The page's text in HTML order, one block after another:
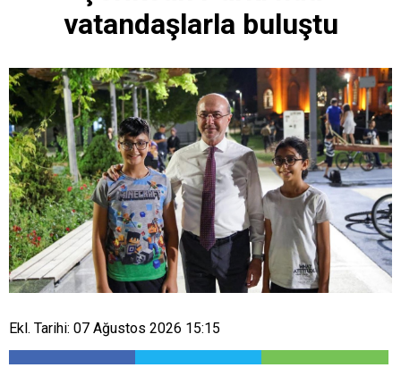
vatandaşlarla buluştu
Ekl. Tarihi: 07 Ağustos 2026 15:15